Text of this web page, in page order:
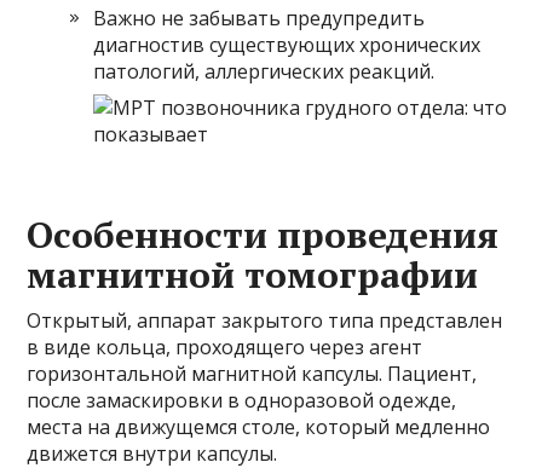
Важно не забывать предупредить
диагностив существующих хронических
патологий, аллергических реакций.
Особенности проведения
магнитной томографии
Открытый, аппарат закрытого типа представлен
в виде кольца, проходящего через агент
горизонтальной магнитной капсулы. Пациент,
после замаскировки в одноразовой одежде,
места на движущемся столе, который медленно
движется внутри капсулы.